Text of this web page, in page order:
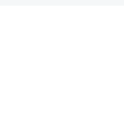
開館時間・休館